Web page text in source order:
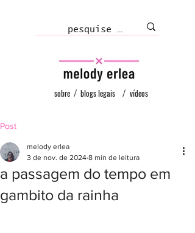
sobre / blogs legais / vídeos
Post
a passagem do tempo em
gambito da rainha
melody erlea
3 de nov. de 2024 8 min de leitura